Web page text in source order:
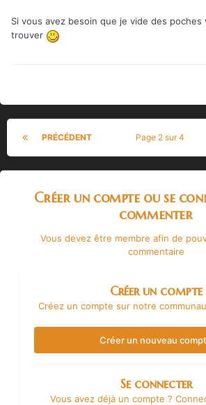
Si vous avez besoin que je vide des poches
trouver
PRÉCÉDENT Page 2 sur 4
Créer un compte ou se
commenter
Vous devez être membre afin de
commentaire
Créer un compte
Créez un compte sur notre
Créer un nouveau
Se connecter
Vous avez déjà un compte ?